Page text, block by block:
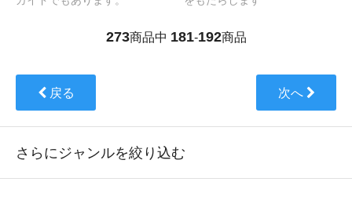
273商品中 181-192商品
戻る 次へ
さらにジャンルを絞り込む